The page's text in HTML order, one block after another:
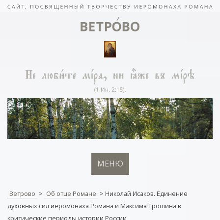
МЕНЮ
Ветрово > Об отце Романе > Николай Исаков. Единение
духовных сил иеромонаха Романа и Максима Трошина в
критические периоды истории России